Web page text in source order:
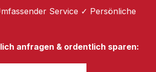
Service ✓ Persönliche
anfragen & ordentlich sparen: